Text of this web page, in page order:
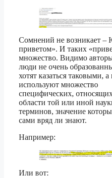
Сомнений не возникает –
приветом». И таких
множество. Видимо
люди не очень
хотят казаться таковыми,
используют множество
специфических,
области той или иной
терминов, значение
сами вряд ли знают.
Например:
Или вот: